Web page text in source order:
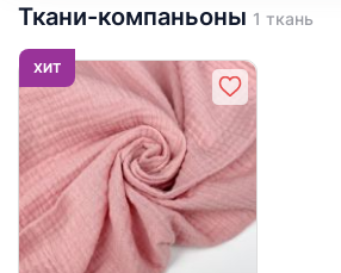
Ткани-компаньоны 1 ткань
ХИТ